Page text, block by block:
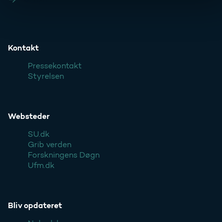
Kontakt
Pressekontakt
Styrelsen
Websteder
SU.dk
Grib verden
Forskningens Døgn
Ufm.dk
Bliv opdateret